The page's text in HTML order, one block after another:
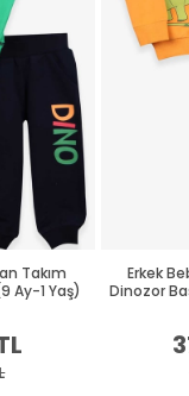
Takım
Ay-1 Yaş)
Erkek
Dinozor